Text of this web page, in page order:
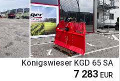
Königswieser KGD 65 SA
7 283 EUR